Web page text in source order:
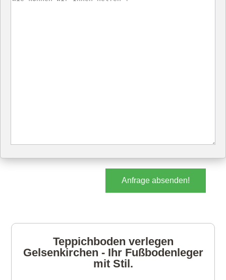
Anfrage absenden!
Teppichboden verlegen
Gelsenkirchen - Ihr Fußbodenleger
mit Stil.